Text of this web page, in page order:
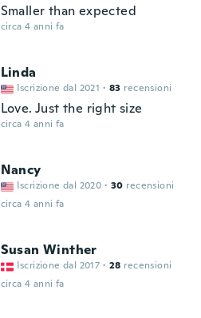
Smaller than expected
circa 4 anni fa
Linda
Iscrizione dal 2021 · 83 recensioni
Love. Just the right size
circa 4 anni fa
Nancy
Iscrizione dal 2020 · 30 recensioni
circa 4 anni fa
Susan Winther
Iscrizione dal 2017 · 28 recensioni
circa 4 anni fa